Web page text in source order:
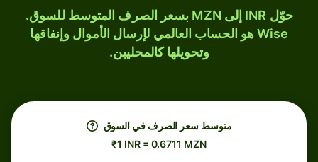
حوّل INR إلى MZN بسعر الصرف المتوسط للسوق.
Wise هو الحساب العالمي لإرسال الأموال وإنفاقها
وتحويلها كالمحليين.
متوسط ​​سعر الصرف في السوق
₹1 INR = 0.6711 MZN